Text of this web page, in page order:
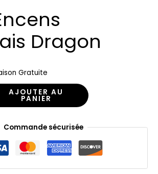
Dragon
Gratuite
AJOUTER AU
PANIER
Commande sécurisée